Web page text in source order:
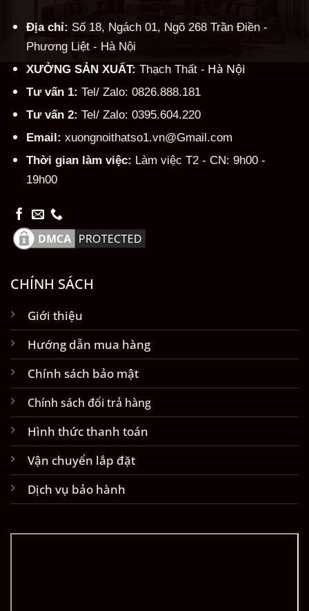
Địa chỉ: Số 18, Ngách 01, Ngõ 268 Trần Điền -
Phương Liệt - Hà Nội
XƯỞNG SẢN XUẤT: Thạch Thất - Hà Nội
Tư vấn 1: Tel/ Zalo: 0826.888.181
Tư vấn 2: Tel/ Zalo: 0395.604.220
Email: xuongnoithatso1.vn@Gmail.com
Thời gian làm việc: Làm việc T2 - CN: 9h00 -
19h00
CHÍNH SÁCH
Giới thiệu
Hướng dẫn mua hàng
Chính sách bảo mật
Chính sách đổi trả hàng
Hình thức thanh toán
Vận chuyển lắp đặt
Dịch vụ bảo hành